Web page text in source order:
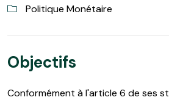
Politique Monétaire
Objectifs
Conformément à l'article 6 de ses